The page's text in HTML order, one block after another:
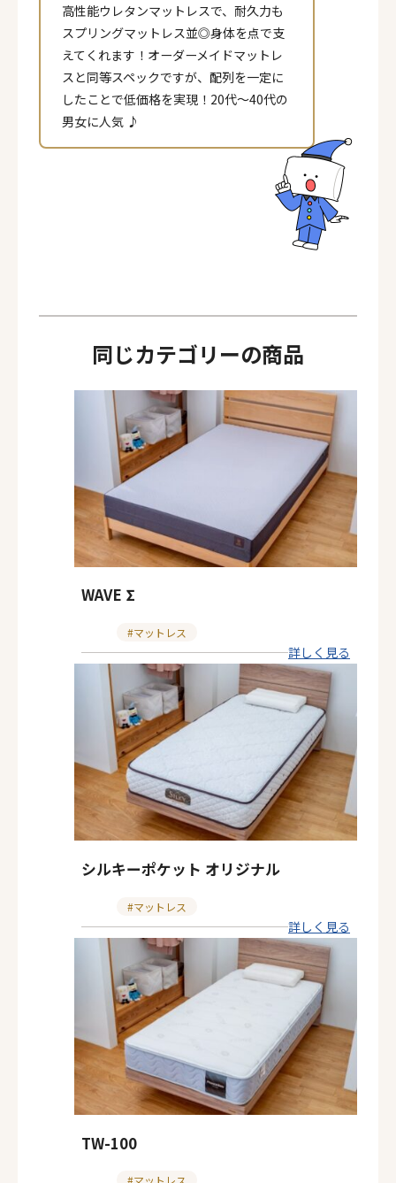
高性能ウレタンマットレスで、耐久力も
スプリングマットレス並◎身体を点で支
えてくれます！オーダーメイドマットレ
スと同等スペックですが、配列を一定に
したことで低価格を実現！20代～40代の
男女に人気 ♪
同じカテゴリーの商品
WAVE Σ
テ
マットレス
詳しく見る
シルキーポケット オリジナル
テ
マットレス
詳しく見る
TW-100